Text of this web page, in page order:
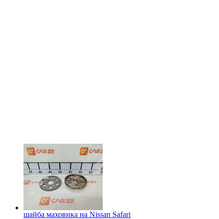
шайба маховика на Nissan Safari